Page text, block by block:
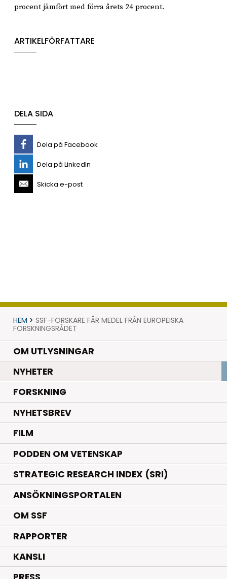
procent jämfört med förra årets 24 procent.
ARTIKELFÖRFATTARE
DELA SIDA
Dela på Facebook
Dela på LinkedIn
Skicka e-post
HEM > SSF-FORSKARE FÅR MEDEL FRÅN EUROPEISKA
FORSKNINGSRÅDET
OM UTLYSNINGAR
NYHETER.
FORSKNING.
NYHETSBREV
FILM
PODDEN OM VETENSKAP
STRATEGIC RESEARCH INDEX (SRI)
ANSÖKNINGSPORTALEN
OM SSF
RAPPORTER
KANSLI